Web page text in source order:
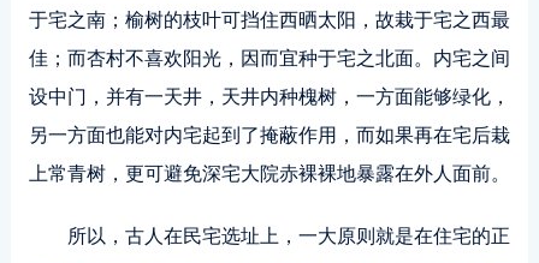
于宅之南；榆树的枝叶可挡住西晒太阳，故栽于宅之西最
佳；而杏村不喜欢阳光，因而宜种于宅之北面。内宅之间
设中门，并有一天井，天井内种槐树，一方面能够绿化，
另一方面也能对内宅起到了掩蔽作用，而如果再在宅后栽
上常青树，更可避免深宅大院赤裸裸地暴露在外人面前。
所以，古人在民宅选址上，一大原则就是在住宅的正